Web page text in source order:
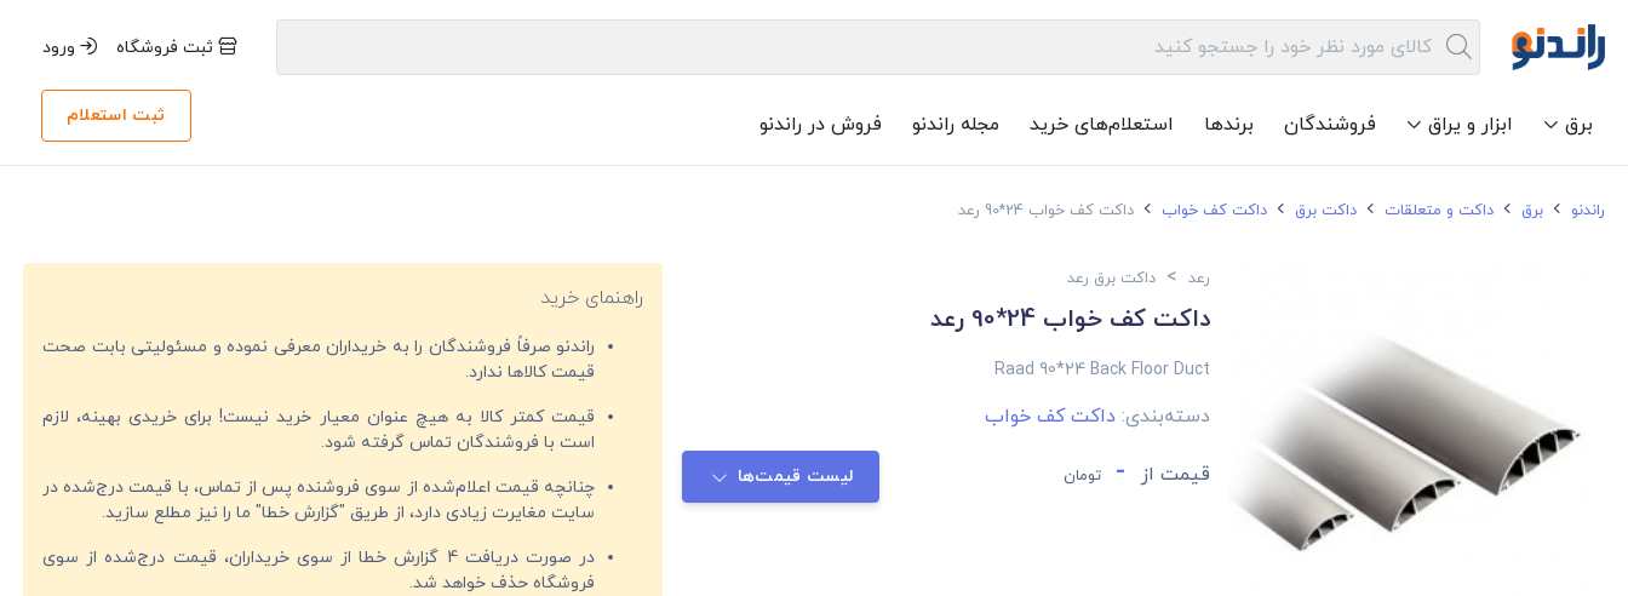
ثبت فروشگاه ورود
برق ابزار و یراق فروشندگان برندها استعلام‌های خرید مجله راندنو فروش در راندنو ثبت استعلام
راندنو برق داکت و متعلقات داکت برق داکت کف خواب داکت کف خواب 24*90 رعد
رعد > داکت برق رعد
داکت کف خواب 24*90 رعد
Raad 90*24 Back Floor Duct
دسته‌بندی:داکت کف خواب
قیمت از - تومان لیست قیمت‌ها
راهنمای خرید
راندنو صرفاً فروشندگان را به خریداران معرفی نموده و مسئولیتی بابت صحت
قیمت‌ کالاها ندارد.
قیمت کمتر کالا به هیچ عنوان معیار خرید نیست! برای خریدی بهینه، لازم
است با فروشندگان تماس گرفته شود.
چنانچه قیمت اعلام‌شده از سوی فروشنده پس از تماس، با قیمت درج‌شده در
سایت مغایرت زیادی دارد، از طریق "گزارش خطا" ما را نیز مطلع سازید.
در صورت دریافت 4 گزارش خطا از سوی خریداران، قیمت درج‌شده از سوی
فروشگاه حذف خواهد شد.